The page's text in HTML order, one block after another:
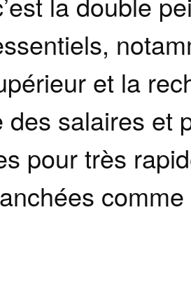
et la
salaires et
pour très